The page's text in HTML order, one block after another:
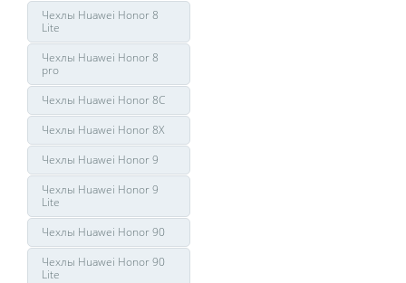
Чехлы Huawei Honor 8
Lite
Чехлы Huawei Honor 8
pro
Чехлы Huawei Honor 8C
Чехлы Huawei Honor 8X
Чехлы Huawei Honor 9
Чехлы Huawei Honor 9
Lite
Чехлы Huawei Honor 90
Чехлы Huawei Honor 90
Lite